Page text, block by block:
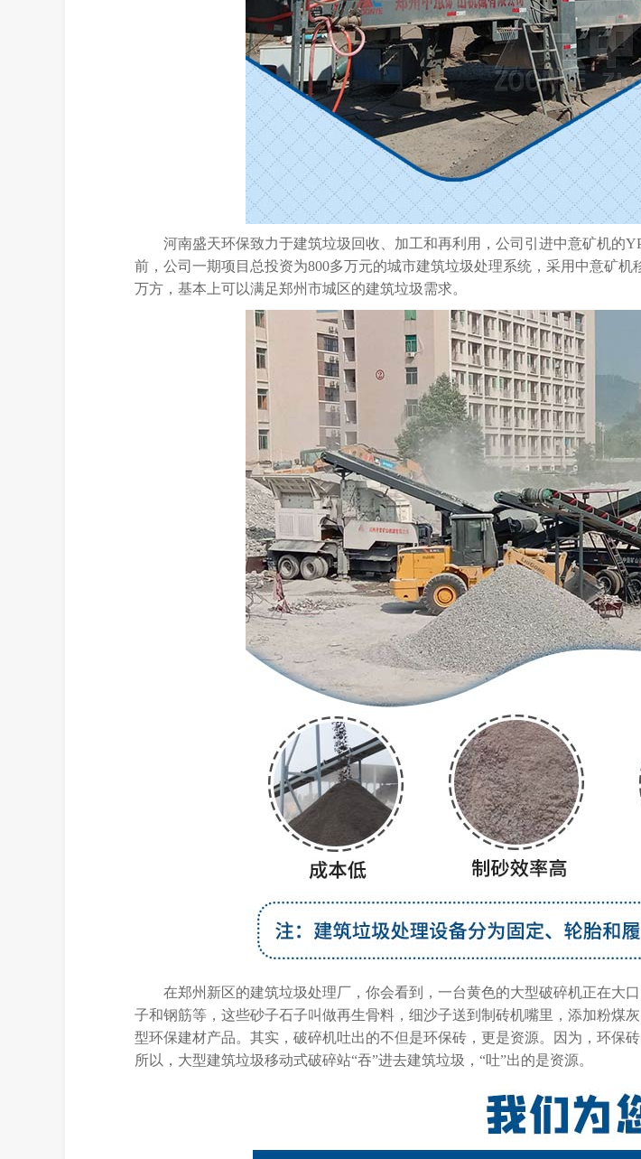
河南盛天环保致力于建筑垃圾回收、加工和再利用，公司引进中意矿机的
前，公司一期项目总投资为800多万元的城市建筑垃圾处理系统，采用中意矿
万方，基本上可以满足郑州市城区的建筑垃圾需求。
在郑州新区的建筑垃圾处理厂，你会看到，一台黄色的大型破碎机正在大
子和钢筋等，这些砂子石子叫做再生骨料，细沙子送到制砖机嘴里，添加粉煤
型环保建材产品。其实，破碎机吐出的不但是环保砖，更是资源。因为，环保
所以，大型建筑垃圾移动式破碎站“吞”进去建筑垃圾，“吐”出的是资源。